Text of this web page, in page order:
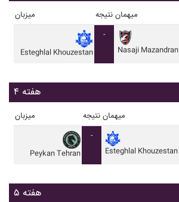
میزبان نتیجه میهمان
Esteghlal Khouzestan
-
Nasaji Mazandran
هفته ۴
میزبان نتیجه میهمان
Peykan Tehran
-
Esteghlal Khouzestan
هفته ۵